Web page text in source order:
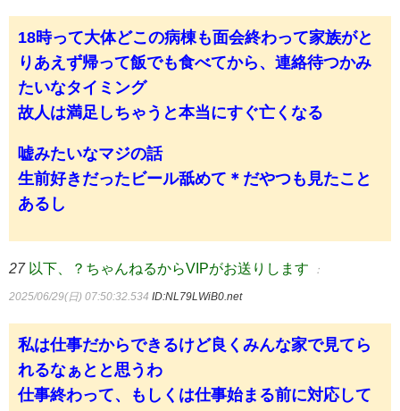
18時って大体どこの病棟も面会終わって家族がと
りあえず帰って飯でも食べてから、連絡待つかみ
たいなタイミング
故人は満足しちゃうと本当にすぐ亡くなる
嘘みたいなマジの話
生前好きだったビール舐めて＊だやつも見たこと
あるし
27 以下、？ちゃんねるからVIPがお送りします ：
2025/06/29(日) 07:50:32.534 ID:NL79LWiB0.net
私は仕事だからできるけど良くみんな家で見てら
れるなぁとと思うわ
仕事終わって、もしくは仕事始まる前に対応して